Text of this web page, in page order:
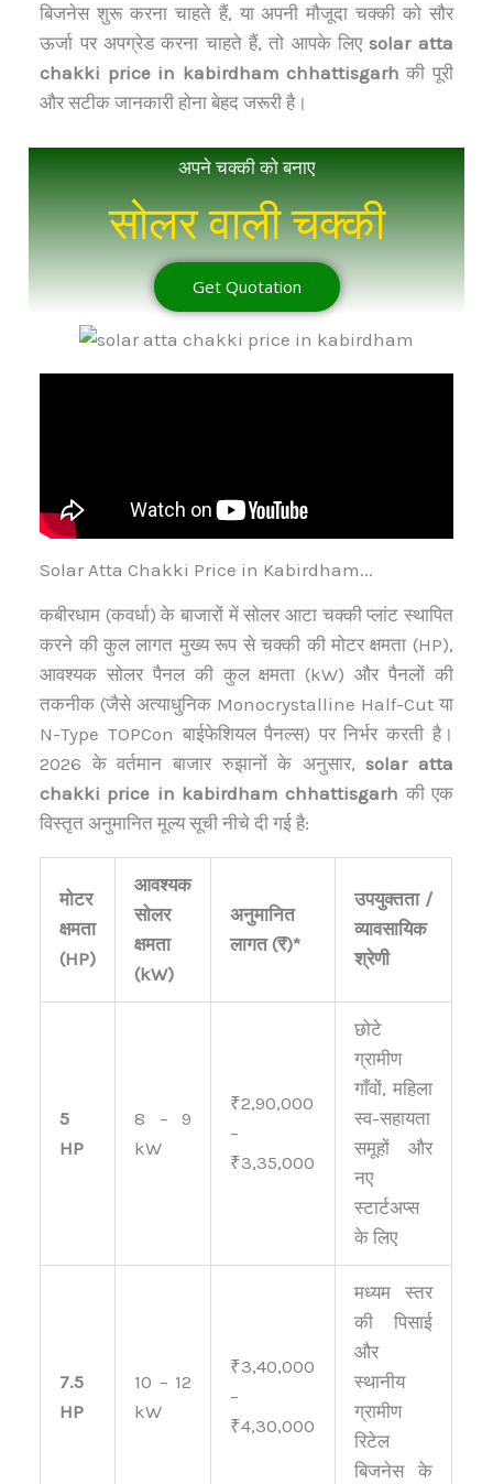
बिजनेस शुरू करना चाहते हैं, या अपनी मौजूदा चक्की को सौर
ऊर्जा पर अपग्रेड करना चाहते हैं, तो आपके लिएsolar atta
chakki price in kabirdham chhattisgarh की पूरी
और सटीक जानकारी होना बेहद जरूरी है।
अपने चक्की को बनाए
सोलर वाली चक्की
Get Quotation
Solar Atta Chakki Price in Kabirdham...
कबीरधाम (कवर्धा) के बाजारों में सोलर आटा चक्की प्लांट स्थापित
करने की कुल लागत मुख्य रूप से चक्की की मोटर क्षमता (HP),
आवश्यक सोलर पैनल की कुल क्षमता (kW) और पैनलों की
तकनीक (जैसे अत्याधुनिक Monocrystalline Half-Cut या
N-Type TOPCon बाईफेशियल पैनल्स) पर निर्भर करती है।
2026 के वर्तमान बाजार रुझानों के अनुसार,solar atta
chakki price in kabirdham chhattisgarh की एक
विस्तृत अनुमानित मूल्य सूची नीचे दी गई है:
मोटर
क्षमता
(HP)
आवश्यक
सोलर
क्षमता
(kW)
अनुमानित
लागत (₹)*
उपयुक्तता /
व्यावसायिक
श्रेणी
5
HP
8 – 9
kW
₹2,90,000
–
₹3,35,000
छोटे
ग्रामीण
गाँवों, महिला
स्व-सहायता
समूहों और
नए
स्टार्टअप्स
के लिए
7.5
HP
10 – 12
kW
₹3,40,000
–
₹4,30,000
मध्यम स्तर
की पिसाई
और
स्थानीय
ग्रामीण
रिटेल
बिजनेस के